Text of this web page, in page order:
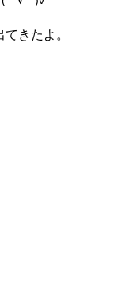
きたよ。